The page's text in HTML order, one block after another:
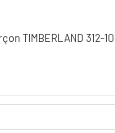
TIMBERLAND 312-